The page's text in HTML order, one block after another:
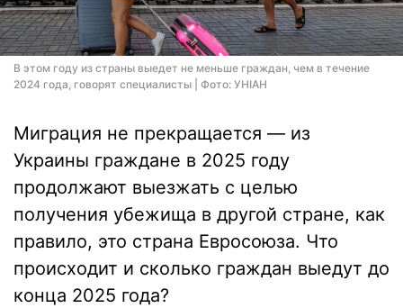
В этом году из страны выедет не меньше граждан, чем в течение
2024 года, говорят специалисты | Фото: УНІАН
Миграция не прекращается — из
Украины граждане в 2025 году
продолжают выезжать с целью
получения убежища в другой стране, как
правило, это страна Евросоюза. Что
происходит и сколько граждан выедут до
конца 2025 года?